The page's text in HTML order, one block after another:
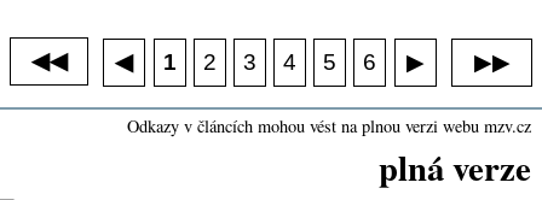
◀◀ ◀ 1 2 3 4 5 6 ▶ ▶▶
Odkazy v článcích mohou vést na plnou verzi webu mzv.cz
plná verze